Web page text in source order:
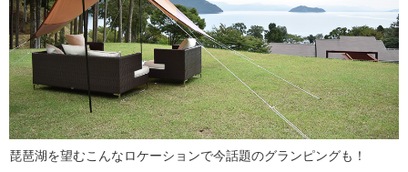
琵琶湖を望むこんなロケーションで今話題のグランピングも！